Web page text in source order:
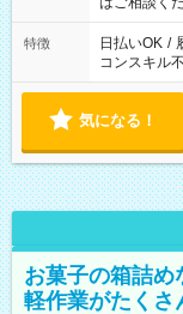
特徴 日払いOK /
コンスキル
気になる！
お菓子の箱詰め
軽作業がたくさ